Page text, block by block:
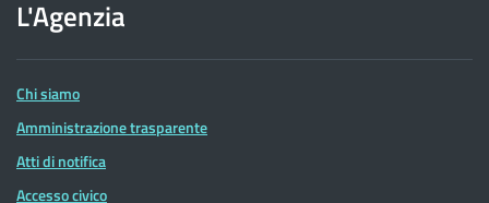
dell'Agenzia
delle
Entrate
L'Agenzia
Chi siamo
Amministrazione trasparente
Atti di notifica
Accesso civico